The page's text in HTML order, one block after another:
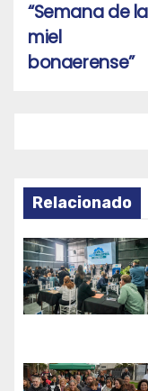
de
entradas
“Semana de la
miel
bonaerense”
Relacionado